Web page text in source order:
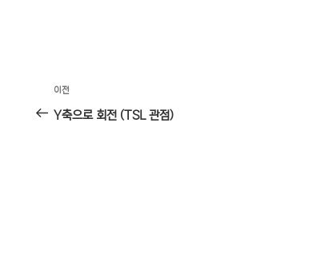
글
탐
이
전
이전
Y축으로 회전 (TSL 관점)